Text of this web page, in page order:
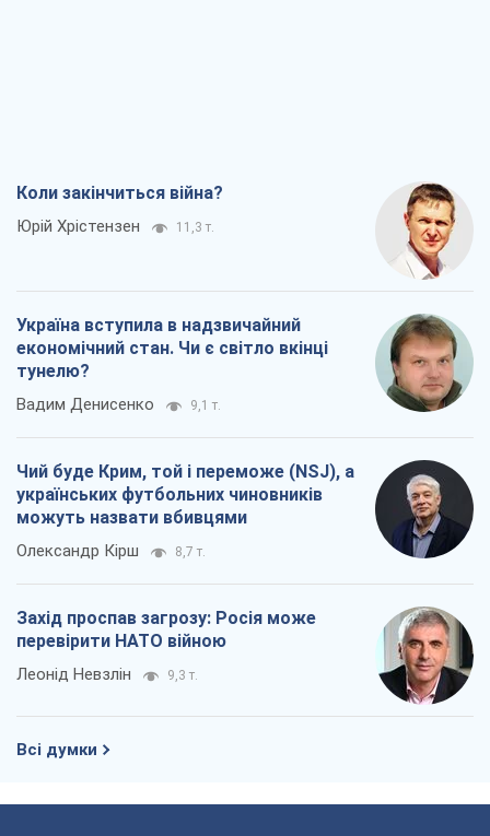
Коли закінчиться війна?
Юрій Хрістензен 11,3 т.
Україна вступила в надзвичайний
економічний стан. Чи є світло вкінці
тунелю?
Вадим Денисенко 9,1 т.
Чий буде Крим, той і переможе (NSJ), а
українських футбольних чиновників
можуть назвати вбивцями
Олександр Кірш 8,7 т.
Захід проспав загрозу: Росія може
перевірити НАТО війною
Леонід Невзлін 9,3 т.
Всі думки